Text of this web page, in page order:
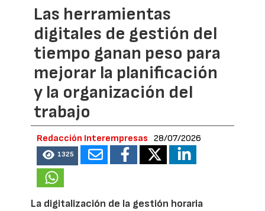
Las herramientas
digitales de gestión del
tiempo ganan peso para
mejorar la planificación
y la organización del
trabajo
Redacción Interempresas 28/07/2026
1325
La digitalización de la gestión horaria